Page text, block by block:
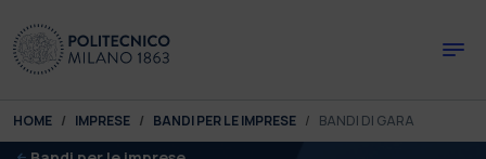
You are here:
HOME IMPRESE BANDI PER LE IMPRESE BANDI DI GARA